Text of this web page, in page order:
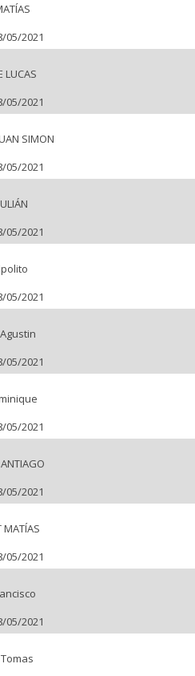
05/2021
LUCAS
05/2021
SIMON
05/2021
05/2021
05/2021
05/2021
05/2021
05/2021
MATÍAS
05/2021
05/2021